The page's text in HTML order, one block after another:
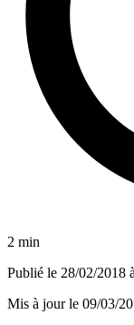
2 min
Publié le 28/02/2018
Mis à jour le 09/03/